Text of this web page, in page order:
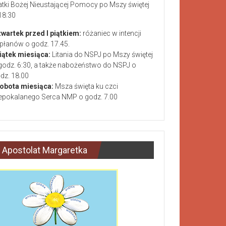
Bożej Nieustającej Pomocy po Mszy świętej
przed I piątkiem: różaniec w intencji
o godz. 17.45.
miesiąca: Litania do NSPJ po Mszy świętej
6:30, a także nabożeństwo do NSPJ o
18.00
miesiąca: Msza święta ku czci
Serca NMP o godz. 7.00
Apostolat Margaretka